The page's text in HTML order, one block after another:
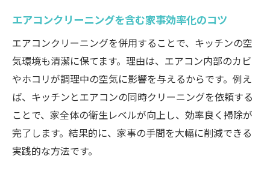
エアコンクリーニングを含む家事効率化のコツ
エアコンクリーニングを併用することで、キッチンの空
気環境も清潔に保てます。理由は、エアコン内部のカビ
やホコリが調理中の空気に影響を与えるからです。例え
ば、キッチンとエアコンの同時クリーニングを依頼する
ことで、家全体の衛生レベルが向上し、効率良く掃除が
完了します。結果的に、家事の手間を大幅に削減できる
実践的な方法です。